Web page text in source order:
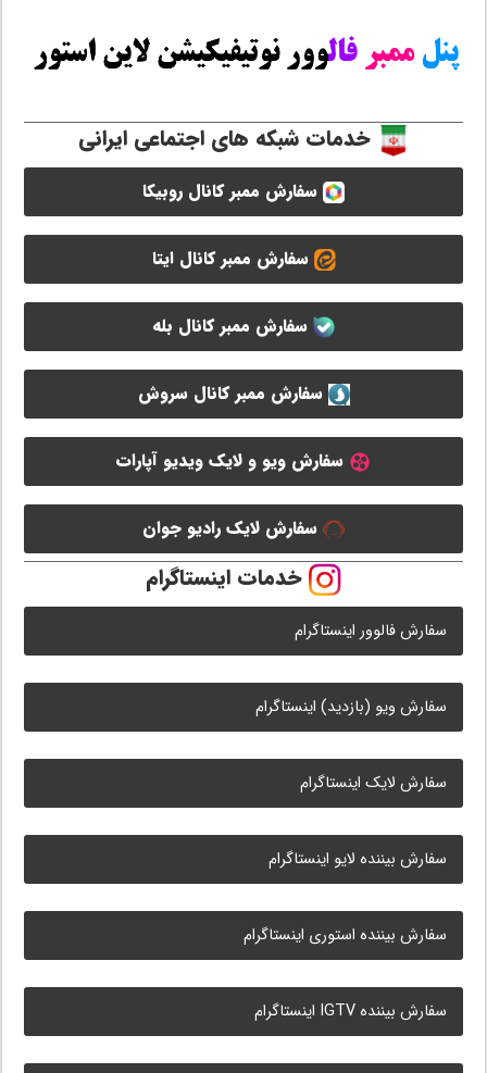
خدمات شبکه های اجتماعی ایرانی
سفارش ممبر کانال روبیکا
سفارش ممبر کانال ایتا
سفارش ممبر کانال بله
سفارش ممبر کانال سروش
سفارش ویو و لایک ویدیو آپارات
سفارش لایک رادیو جوان
خدمات اینستاگرام
سفارش فالوور اینستاگرام
سفارش ویو (بازدید) اینستاگرام
سفارش لایک اینستاگرام
سفارش بیننده لایو اینستاگرام
سفارش بیننده استوری اینستاگرام
سفارش بیننده IGTV اینستاگرام